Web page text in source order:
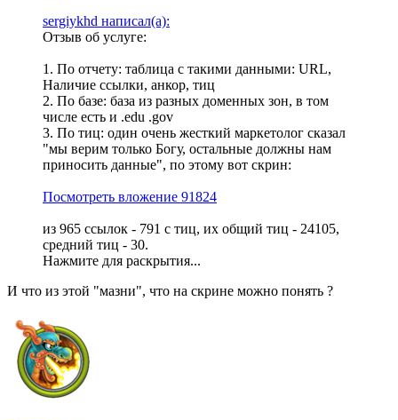
sergiykhd написал(а):
Отзыв об услуге:
1. По отчету: таблица с такими данными: URL,
Наличие ссылки, анкор, тиц
2. По базе: база из разных доменных зон, в том
числе есть и .edu .gov
3. По тиц: один очень жесткий маркетолог сказал
"мы верим только Богу, остальные должны нам
приносить данные", по этому вот скрин:
Посмотреть вложение 91824
из 965 ссылок - 791 с тиц, их общий тиц - 24105,
средний тиц - 30.
Нажмите для раскрытия...
И что из этой "мазни", что на скрине можно понять ?